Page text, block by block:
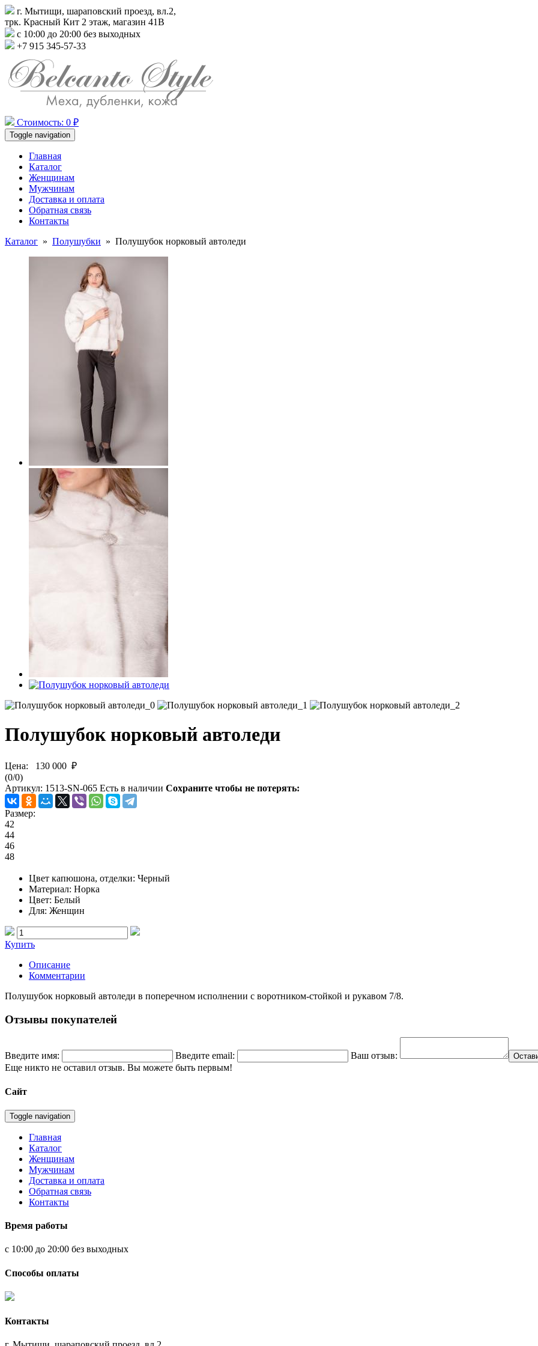
г. Мытищи, шараповский проезд, вл.2,
трк. Красный Кит 2 этаж, магазин 41В
с 10:00 до 20:00 без выходных
+7 915 345-57-33
Стоимость: 0 ₽
Toggle navigation
Главная
Каталог
Женщинам
Мужчинам
Доставка и оплата
Обратная связь
Контакты
Каталог » Полушубки » Полушубок норковый автоледи
Полушубок норковый автоледи
Цена:
130 000 ₽
(0/0)
Артикул: 1513-SN-065 Есть в наличии Сохраните чтобы не потерять:
Размер:
42
44
46
48
Цвет капюшона, отделки: Черный
Материал: Норка
Цвет: Белый
Для: Женщин
Купить
Описание
Комментарии
Полушубок норковый автоледи в поперечном исполнении с воротником-стойкой и рукавом 7/8.
Отзывы покупателей
Введите имя: Введите email: Ваш отзыв:
Еще никто не оставил отзыв. Вы можете быть первым!
Сайт
Toggle navigation
Главная
Каталог
Женщинам
Мужчинам
Доставка и оплата
Обратная связь
Контакты
Время работы
с 10:00 до 20:00 без выходных
Способы оплаты
Контакты